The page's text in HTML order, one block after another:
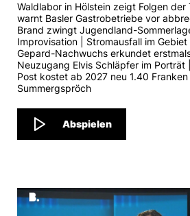
Waldlabor in Hölstein zeigt Folgen
warnt Basler Gastrobetriebe vor
Brand zwingt Jugendland-
Improvisation | Stromausfall im Gebiet
Gepard-Nachwuchs erkundet
Neuzugang Elvis Schläpfer im Porträt
Post kostet ab 2027 neu 1.40
Summergspröch
Abspielen